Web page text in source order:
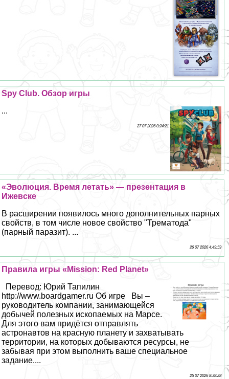
Spy Club. Обзор игры
...
27 07 2026 0:24:21
«Эволюция. Время летать» — презентация в
Ижевске
В расширении появилось много дополнительных парных
свойств, в том числе новое свойство "Трематода"
(парный паразит). ...
26 07 2026 4:49:59
Правила игры «Mission: Red Planet»
Перевод: Юрий Тапилин
http://www.boardgamer.ru Об игре Вы –
руководитель компании, занимающейся
добычей полезных ископаемых на Марсе.
Для этого вам придётся отправлять
астронавтов на красную планету и захватывать
территории, на которых добываются ресурсы, не
забывая при этом выполнить ваше специальное
задание....
25 07 2026 8:38:28